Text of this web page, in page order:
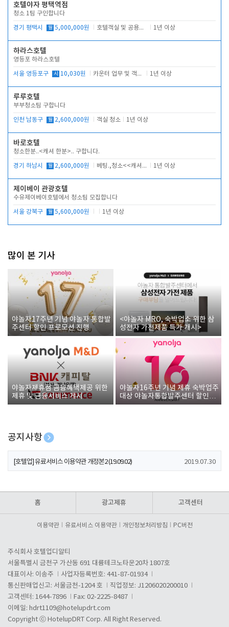
호텔야자 평택역점
청소 1팀 구인합니다
경기 평택시 월 5,000,000원 호텔객실 및 공용시설 청소 관리 1년 이상
하라스호텔
영등포 하라스호텔
서울 영등포구 시 10,030원 카운터 업무 및 객실관리(청소상태 확인, 객실판매) 1년 이상
루루호텔
부부청소팀 구합니다
인천 남동구 월 2,600,000원 객실 청소 1년 이상
바로호텔
청소한분..<캐셔 한분>.. 구합니다.
경기 하남시 월 2,600,000원 베팅.,청소<<캐셔 모셔봅니다. 1년 이상
제이베이 관광호텔
수유제이베이호텔에서 청소팀 모집합니다
서울 강북구 월 5,600,000원 1년 이상
많이 본 기사
야놀자17주년 기념 야놀자 통합발
주센터 할인 프로모션 진행
<야놀자 MRO, 숙박업소 위한 삼
성전자 가전제품 특가 개시>
야놀자제휴점 금융혜택제공 위한
제휴 및 금융서비스 게시
야놀자16주년 기념 제휴 숙박업주
대상 야놀자통합발주센터 할인쿠
폰 증정
공지사항
[호텔업] 개인정보 처리방침 개정본1 (19.09.02)
[호텔업] 유료서비스 이용약관 개정본2 (19.09.02) 2019.07.30
홈 광고제휴 고객센터
이용약관 유료서비스 이용약관 개인정보처리방침 PC버전
주식회사 호텔업디알티
서울특별시 금천구 가산동 691 대륭테크노타운20차 1807호
대표이사: 이송주
사업자등록번호: 441-87-01934
통신판매업신고: 서울금천-1204 호
직업정보: J1206020200010
고객센터: 1644-7896
Fax: 02-2225-8487
이메일: hdrt1109@hotelupdrt.com
Copyright ⓒ HotelupDRT Corp. All Right Reserved.